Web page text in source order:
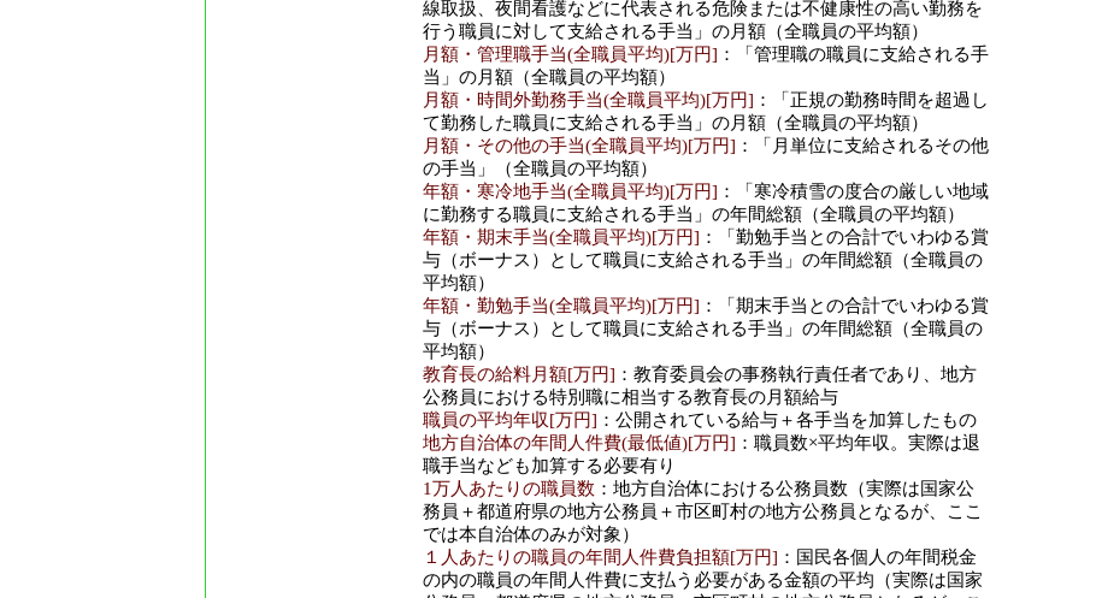
線取扱、夜間看護などに代表される危険または不健康性の高い勤務を
行う職員に対して支給される手当」の月額（全職員の平均額）
月額・管理職手当(全職員平均)[万円] ：「管理職の職員に支給される手
当」の月額（全職員の平均額）
月額・時間外勤務手当(全職員平均)[万円] ：「正規の勤務時間を超過し
て勤務した職員に支給される手当」の月額（全職員の平均額）
月額・その他の手当(全職員平均)[万円] ：「月単位に支給されるその他
の手当」（全職員の平均額）
年額・寒冷地手当(全職員平均)[万円] ：「寒冷積雪の度合の厳しい地域
に勤務する職員に支給される手当」の年間総額（全職員の平均額）
年額・期末手当(全職員平均)[万円] ：「勤勉手当との合計でいわゆる賞
与（ボーナス）として職員に支給される手当」の年間総額（全職員の
平均額）
年額・勤勉手当(全職員平均)[万円] ：「期末手当との合計でいわゆる賞
与（ボーナス）として職員に支給される手当」の年間総額（全職員の
平均額）
教育長の給料月額[万円] ：教育委員会の事務執行責任者であり、地方
公務員における特別職に相当する教育長の月額給与
職員の平均年収[万円] ：公開されている給与＋各手当を加算したもの
地方自治体の年間人件費(最低値)[万円] ：職員数×平均年収。実際は退
職手当なども加算する必要有り
1万人あたりの職員数 ：地方自治体における公務員数（実際は国家公
務員＋都道府県の地方公務員＋市区町村の地方公務員となるが、ここ
では本自治体のみが対象）
１人あたりの職員の年間人件費負担額[万円] ：国民各個人の年間税金
の内の職員の年間人件費に支払う必要がある金額の平均（実際は国家